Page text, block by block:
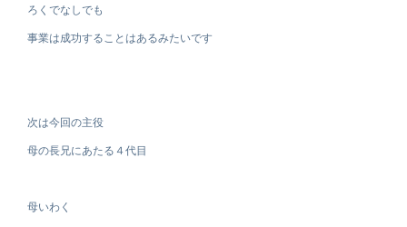
ろくでなしでも
事業は成功することはあるみたいです
次は今回の主役
母の長兄にあたる４代目
母いわく